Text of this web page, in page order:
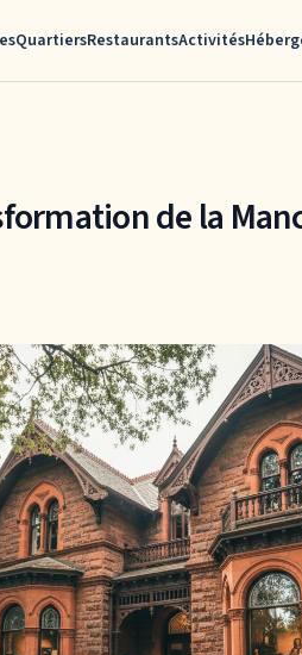
QuartiersRestaurantsActivités
de la